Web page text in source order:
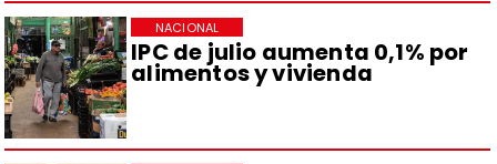
IPC de julio aumenta 0,1% por
alimentos y vivienda
NACIONAL